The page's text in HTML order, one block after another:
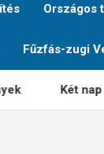
Országos
Fűzfás-zugi
Két nap alatt